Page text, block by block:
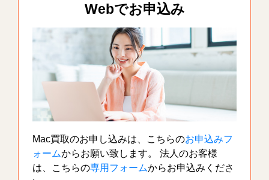
Webでお申込み
Mac買取のお申し込みは、こちらのお申込みフ
ォームからお願い致します。 法人のお客様
は、こちらの専用フォームからお申込みくださ